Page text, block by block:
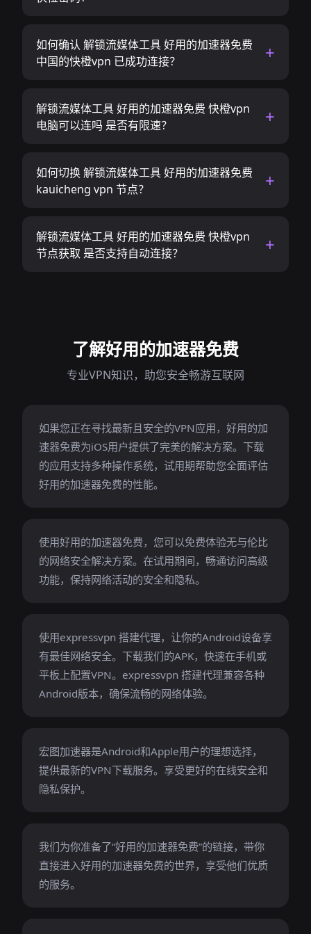
如何确认 解锁流媒体工具 好用的加速器免费
中国的快橙vpn 已成功连接？
解锁流媒体工具 好用的加速器免费 快橙vpn
电脑可以连吗 是否有限速？
如何切换 解锁流媒体工具 好用的加速器免费
kauicheng vpn 节点？
解锁流媒体工具 好用的加速器免费 快橙vpn
节点获取 是否支持自动连接？
了解好用的加速器免费
专业VPN知识，助您安全畅游互联网
如果您正在寻找最新且安全的VPN应用，好用的加
速器免费为iOS用户提供了完美的解决方案。下载
的应用支持多种操作系统，试用期帮助您全面评估
好用的加速器免费的性能。
使用好用的加速器免费，您可以免费体验无与伦比
的网络安全解决方案。在试用期间，畅通访问高级
功能，保持网络活动的安全和隐私。
使用expressvpn 搭建代理，让你的Android设备享
有最佳网络安全。下载我们的APK，快速在手机或
平板上配置VPN。expressvpn 搭建代理兼容各种
Android版本，确保流畅的网络体验。
宏图加速器是Android和Apple用户的理想选择，
提供最新的VPN下载服务。享受更好的在线安全和
隐私保护。
我们为你准备了“好用的加速器免费”的链接，带你
直接进入好用的加速器免费的世界，享受他们优质
的服务。